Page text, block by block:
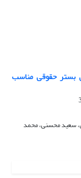
حقوقی مناسب
سعید محسنی، محمد